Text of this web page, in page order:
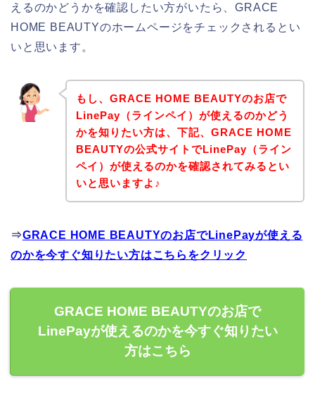
えるのかどうかを確認したい方がいたら、GRACE
HOME BEAUTYのホームページをチェックされるとい
いと思います。
もし、GRACE HOME BEAUTYのお店で
LinePay（ラインペイ）が使えるのかどう
かを知りたい方は、下記、GRACE HOME
BEAUTYの公式サイトでLinePay（ライン
ペイ）が使えるのかを確認されてみるとい
いと思いますよ♪
⇒GRACE HOME BEAUTYのお店でLinePayが使える
のかを今すぐ知りたい方はこちらをクリック
GRACE HOME BEAUTYのお店で
LinePayが使えるのかを今すぐ知りたい
方はこちら